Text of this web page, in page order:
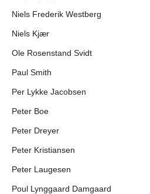
Niels Frederik Westberg
Niels Kjær
Ole Rosenstand Svidt
Paul Smith
Per Lykke Jacobsen
Peter Boe
Peter Dreyer
Peter Kristiansen
Peter Laugesen
Poul Lynggaard Damgaard